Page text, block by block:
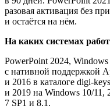
разовая активация без
и остаётся на нём.
На каких системах
PowerPoint 2024,
с нативной поддержкой
и 2016 в каталоге digi-
и 2019 на Windows 10/11,
7 SP1 и 8.1.